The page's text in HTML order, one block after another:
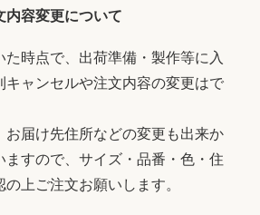
内容変更について
た時点で、出荷準備・製作等に入
キャンセルや注文内容の変更はで
お届け先住所などの変更も出来か
ますので、サイズ・品番・色・住
上ご注文お願いします。